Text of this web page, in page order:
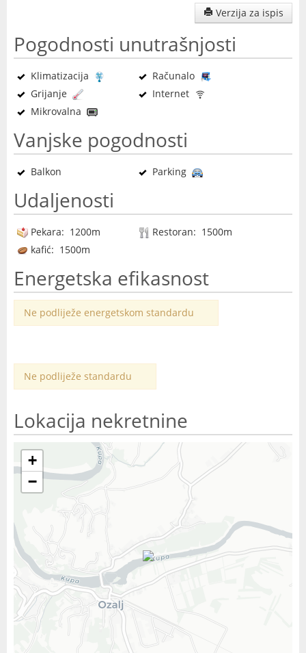
Verzija za ispis
Pogodnosti unutrašnjosti
Klimatizacija
Računalo
Grijanje
Internet
Mikrovalna
Vanjske pogodnosti
Balkon Parking
Udaljenosti
Pekara: 1200m
Restoran: 1500m
kafić: 1500m
Energetska efikasnost
Ne podliježe energetskom standardu
Ne podliježe standardu
Lokacija nekretnine
+
−